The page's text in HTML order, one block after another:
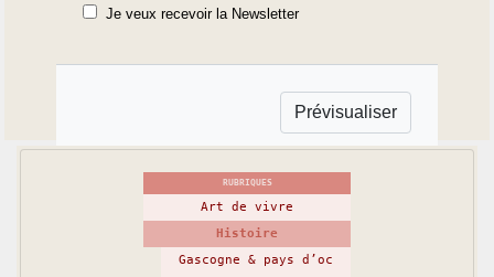
Je veux recevoir la Newsletter
RUBRIQUES
Art de vivre
Histoire
Gascogne & pays d’oc